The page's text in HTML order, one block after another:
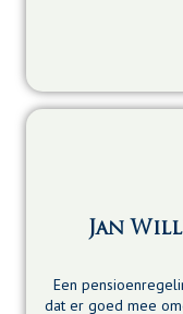
Jan
Een
dat er goed mee